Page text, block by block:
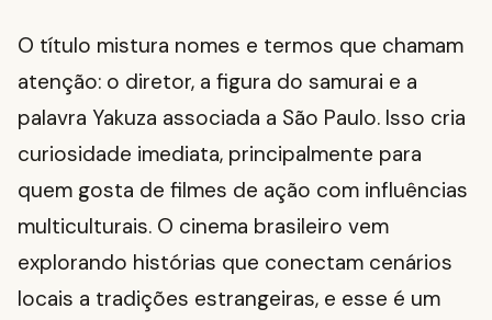
O título mistura nomes e termos que chamam
atenção: o diretor, a figura do samurai e a
palavra Yakuza associada a São Paulo. Isso cria
curiosidade imediata, principalmente para
quem gosta de filmes de ação com influências
multiculturais. O cinema brasileiro vem
explorando histórias que conectam cenários
locais a tradições estrangeiras, e esse é um